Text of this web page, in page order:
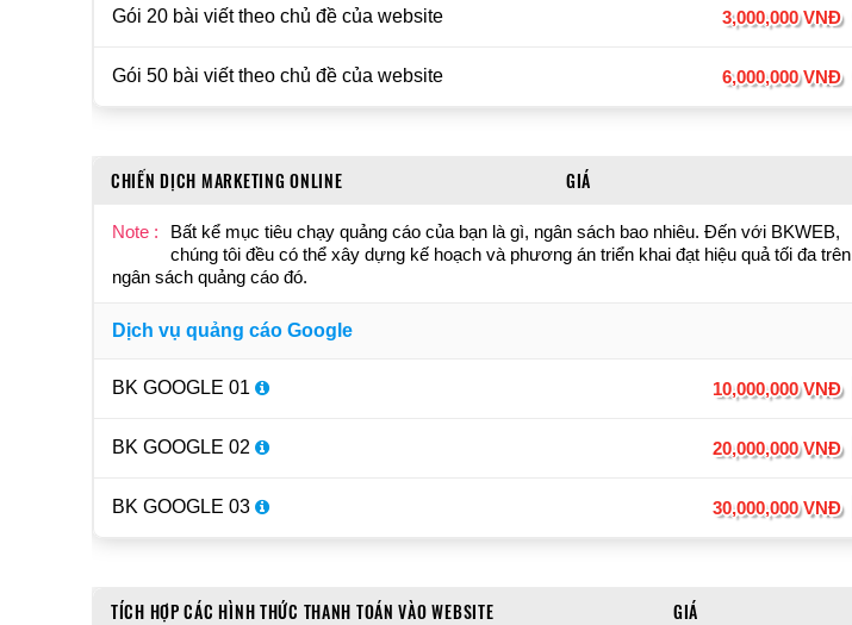
Gói 20 bài viết theo chủ đề của website 3,000,000 VNĐ
Gói 50 bài viết theo chủ đề của website 6,000,000 VNĐ
CHIẾN DỊCH MARKETING ONLINE GIÁ
Note :
Bất kể mục tiêu chạy quảng cáo của bạn là gì, ngân sách bao nhiêu. Đến với BKWEB,
chúng tôi đều có thể xây dựng kế hoạch và phương án triển khai đạt hiệu quả tối đa trên
ngân sách quảng cáo đó.
Dịch vụ quảng cáo Google
BK GOOGLE 01 10,000,000 VNĐ
BK GOOGLE 02 20,000,000 VNĐ
BK GOOGLE 03 30,000,000 VNĐ
TÍCH HỢP CÁC HÌNH THỨC THANH TOÁN VÀO WEBSITE GIÁ